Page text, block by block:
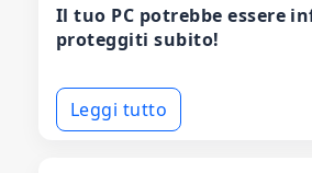
Il tuo PC potrebbe essere
proteggiti subito!
Leggi tutto